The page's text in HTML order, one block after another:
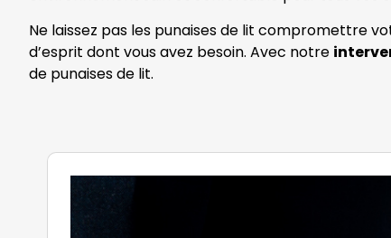
Ne laissez pas les punaises de lit compromettre
d’esprit dont vous avez besoin. Avec notre
de punaises de lit.